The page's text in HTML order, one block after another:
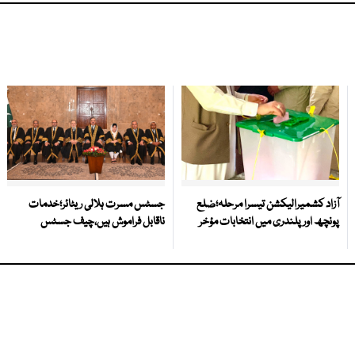
آزاد کشمیرالیکشن تیسرا مرحلہ؛ضلع
پونچھ اور پلندری میں انتخابات مؤخر
جسٹس مسرت ہلالی ریٹائر؛خدمات
ناقابل فراموش ہیں،چیف جسٹس